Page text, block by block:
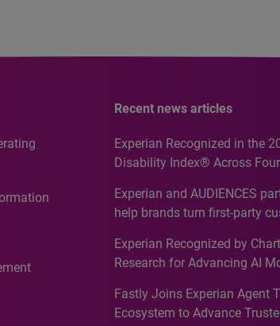
Recent news articles
Experian Recognized in the
Disability Index® Across Four
Recognition for Australia
Experian and AUDIENCES
help brands turn first-party
media activation
Experian Recognized by
Research for Advancing AI
Analytics50 2026
Fastly Joins Experian Agent
Ecosystem to Advance